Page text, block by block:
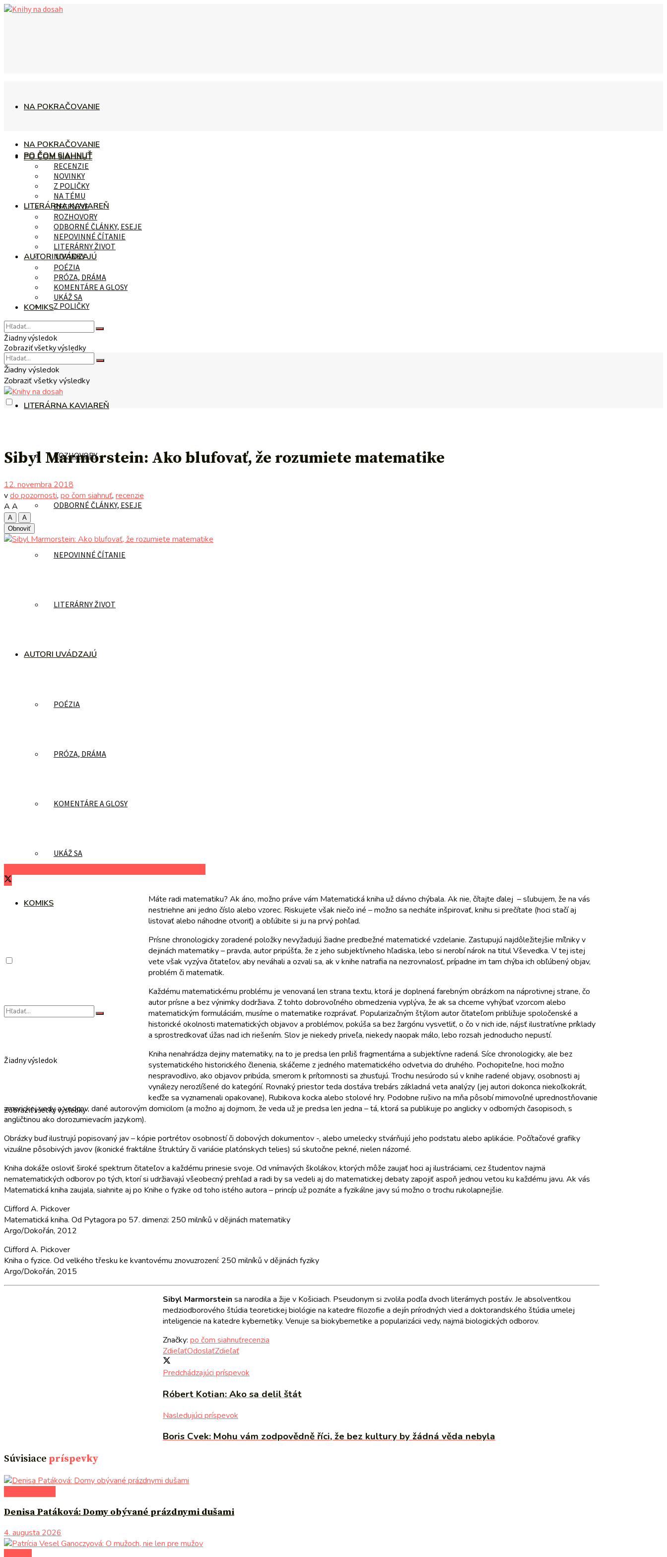
NA POKRAČOVANIE
PO ČOM SIAHNUŤ
RECENZIE
NOVINKY
Z POLIČKY
NA TÉMU
LITERÁRNA KAVIAREŇ
ROZHOVORY
ODBORNÉ ČLÁNKY, ESEJE
NEPOVINNÉ ČÍTANIE
LITERÁRNY ŽIVOT
AUTORI UVÁDZAJÚ
POÉZIA
PRÓZA, DRÁMA
KOMENTÁRE A GLOSY
UKÁŽ SA
KOMIKS
Žiadny výsledok
Zobraziť všetky výsledky
NA POKRAČOVANIE
PO ČOM SIAHNUŤ
RECENZIE
NOVINKY
Z POLIČKY
NA TÉMU
LITERÁRNA KAVIAREŇ
ROZHOVORY
ODBORNÉ ČLÁNKY, ESEJE
NEPOVINNÉ ČÍTANIE
LITERÁRNY ŽIVOT
AUTORI UVÁDZAJÚ
POÉZIA
PRÓZA, DRÁMA
KOMENTÁRE A GLOSY
UKÁŽ SA
KOMIKS
Žiadny výsledok
Zobraziť všetky výsledky
Žiadny výsledok
Zobraziť všetky výsledky
Sibyl Marmorstein: Ako blufovať, že rozumiete matematike
12. novembra 2018
vdo pozornosti, po čom siahnuť, recenzie
A A
A
A
Obnoviť
Máte radi matematiku? Ak áno, možno práve vám Matematická kniha už dávno chýbala. Ak nie, čítajte ďalej – sľubujem, že na vás
nestriehne ani jedno číslo alebo vzorec. Riskujete však niečo iné – možno sa necháte inšpirovať, knihu si prečítate (hoci stačí aj
listovať alebo náhodne otvoriť) a obľúbite si ju na prvý pohľad.
Prísne chronologicky zoradené položky nevyžadujú žiadne predbežné matematické vzdelanie. Zastupujú najdôležitejšie míľniky v
dejinách matematiky – pravda, autor pripúšťa, že z jeho subjektívneho hľadiska, lebo si nerobí nárok na titul Vševedka. V tej istej
vete však vyzýva čitateľov, aby neváhali a ozvali sa, ak v knihe natrafia na nezrovnalosť, prípadne im tam chýba ich obľúbený objav,
problém či matematik.
Každému matematickému problému je venovaná len strana textu, ktorá je doplnená farebným obrázkom na náprotivnej strane, čo
autor prísne a bez výnimky dodržiava. Z tohto dobrovoľného obmedzenia vyplýva, že ak sa chceme vyhýbať vzorcom alebo
matematickým formuláciám, musíme o matematike rozprávať. Popularizačným štýlom autor čitateľom približuje spoločenské a
historické okolnosti matematických objavov a problémov, pokúša sa bez žargónu vysvetliť, o čo v nich ide, nájsť ilustratívne príklady
a sprostredkovať úžas nad ich riešením. Slov je niekedy priveľa, niekedy naopak málo, lebo rozsah jednoducho nepustí.
Kniha nenahrádza dejiny matematiky, na to je predsa len príliš fragmentárna a subjektívne radená. Síce chronologicky, ale bez
systematického historického členenia, skáčeme z jedného matematického odvetvia do druhého. Pochopiteľne, hoci možno
nespravodlivo, ako objavov pribúda, smerom k prítomnosti sa zhusťujú. Trochu nesúrodo sú v knihe radené objavy, osobnosti aj
vynálezy nerozlíšené do kategórií. Rovnaký priestor teda dostáva trebárs základná veta analýzy (jej autori dokonca niekoľkokrát,
keďže sa vyznamenali opakovane), Rubikova kocka alebo stolové hry. Podobne rušivo na mňa pôsobí mimovoľné uprednostňovanie
americkej vedy a vedcov, dané autorovým domicilom (a možno aj dojmom, že veda už je predsa len jedna – tá, ktorá sa publikuje po anglicky v odborných časopisoch, s
angličtinou ako dorozumievacím jazykom).
Obrázky buď ilustrujú popisovaný jav – kópie portrétov osobností či dobových dokumentov -, alebo umelecky stvárňujú jeho podstatu alebo aplikácie. Počítačové grafiky
vizuálne pôsobivých javov (ikonické fraktálne štruktúry či variácie platónskych telies) sú skutočne pekné, nielen názorné.
Kniha dokáže osloviť široké spektrum čitateľov a každému prinesie svoje. Od vnímavých školákov, ktorých môže zaujať hoci aj ilustráciami, cez študentov najmä
nematematických odborov po tých, ktorí si udržiavajú všeobecný prehľad a radi by sa vedeli aj do matematickej debaty zapojiť aspoň jednou vetou ku každému javu. Ak vás
Matematická kniha zaujala, siahnite aj po Knihe o fyzike od toho istého autora – princíp už poznáte a fyzikálne javy sú možno o trochu rukolapnejšie.
Clifford A. Pickover
Matematická kniha. Od Pytagora po 57. dimenzi: 250 milníků v dějinách matematiky
Argo/Dokořán, 2012
Clifford A. Pickover
Kniha o fyzice. Od velkého třesku ke kvantovému znovuzrození: 250 milníků v dějinách fyziky
Argo/Dokořán, 2015
Sibyl Marmorstein sa narodila a žije v Košiciach. Pseudonym si zvolila podľa dvoch literárnych postáv. Je absolventkou
medziodborového štúdia teoretickej biológie na katedre filozofie a dejín prírodných vied a doktorandského štúdia umelej
inteligencie na katedre kybernetiky. Venuje sa biokybernetike a popularizácii vedy, najmä biologických odborov.
Značky: po čom siahnuťrecenzia
ZdieľaťOdoslaťZdieľať
Predchádzajúci príspevok
Róbert Kotian: Ako sa delil štát
Nasledujúci príspevok
Boris Cvek: Mohu vám zodpovědně říci, že bez kultury by žádná věda nebyla
Súvisiace príspevky
Denisa Patáková: Domy obývané prázdnymi dušami
4. augusta 2026